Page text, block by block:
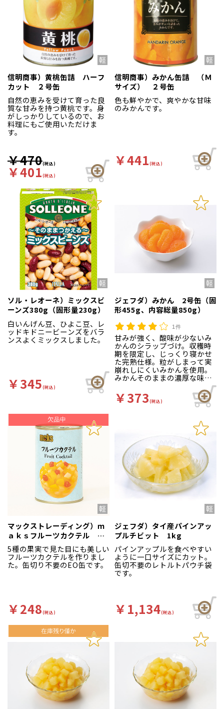
信明商事）黄桃缶詰 ハーフ
カット ２号缶
自然の恵みを受けて育った良
質な甘みを持つ黄桃です。身
がしっかりしているので、お
料理にもご使用いただけま
す。
￥470(税込)
￥401(税込)
信明商事）みかん缶詰 （Ｍ
サイズ） ２号缶
色も鮮やかで、爽やかな甘味
のみかんです。
￥441(税込)
ソル・レオーネ）ミックスビ
ーンズ380g（固形量230g）
白いんげん豆、ひよこ豆、レ
ッドキドニービーンズをバラ
ンスよくミックスしました。
￥345(税込)
ジェフダ）みかん 2号缶（固
形455g、内容総量850g）
1件
甘みが強く、酸味が少ないみ
かんのシラップづけ。収穫時
期を限定し、じっくり寝かせ
た完熟仕様。粒がしまって実
崩れしにくいみかんを使用。
みかんそのままの濃厚な味わ
いをご堪能ください。
￥373(税込)
マックストレーディング）ｍ
ａｋｓフルーツカクテル ４
号缶
5種の果実で見た目にも美しい
フルーツカクテルを作りまし
た。缶切り不要のEO缶です。
￥248(税込)
ジェフダ）タイ産パインアッ
プルチビット 1kg
パインアップルを食べやすい
ように一口サイズにカット。
缶切不要のレトルトパウチ袋
です。
￥1,134(税込)